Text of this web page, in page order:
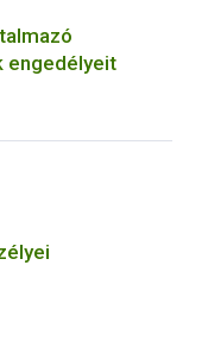
engedélyeit